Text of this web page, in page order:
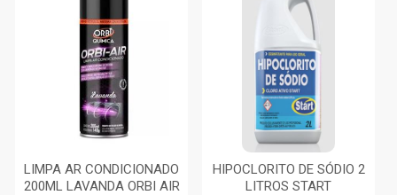
LIMPA AR CONDICIONADO
200ML LAVANDA ORBI AIR
HIPOCLORITO DE SÓDIO 2
LITROS START